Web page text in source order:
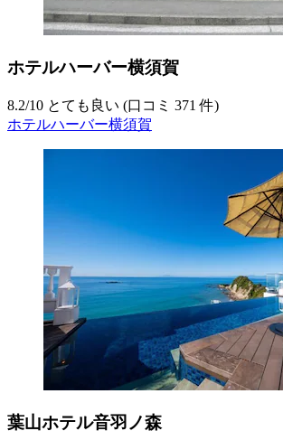
ホテルハーバー横須賀
8.2/10 とても良い (口コミ 371 件)
ホテルハーバー横須賀
葉山ホテル音羽ノ森